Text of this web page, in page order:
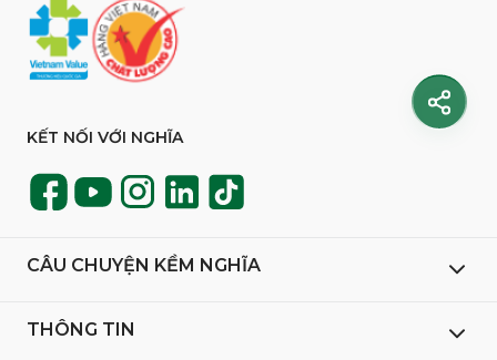
KẾT NỐI VỚI NGHĨA
CÂU CHUYỆN KỀM NGHĨA
THÔNG TIN